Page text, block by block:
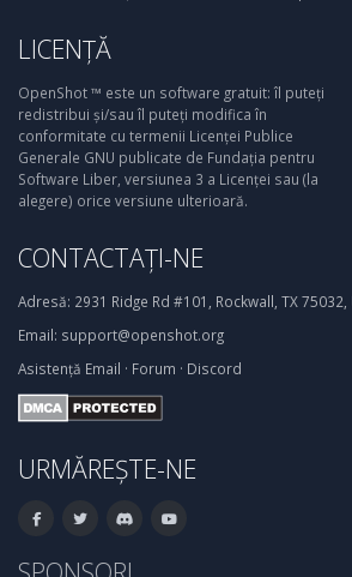
LICENȚĂ
OpenShot ™ este un software gratuit: îl puteți
redistribui și/sau îl puteți modifica în
conformitate cu termenii Licenței Publice
Generale GNU publicate de Fundația pentru
Software Liber, versiunea 3 a Licenței sau (la
alegere) orice versiune ulterioară.
CONTACTAȚI-NE
Adresă: 2931 Ridge Rd #101, Rockwall, TX
Email: support@openshot.org
Asistență Email · Forum · Discord
URMĂREȘTE-NE